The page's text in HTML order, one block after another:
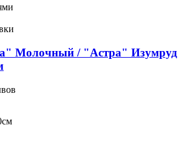
Молочный / "Астра" Изумруд